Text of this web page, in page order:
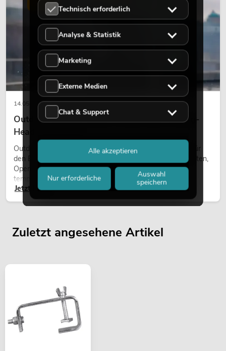
14.05.2026
Outdoor Moving-Heads: Wetterfeste Moving-
Heads bei Events
Outdoor Moving-Heads sind bewegliche Scheinwerfer für
den Einsatz im Freien. Sie werden bei Festivals, Stadtfesten,
Open-Air-Konzerten, Architekturinszenierungen und
temporären Außeninstallationen eingesetzt.
Jetzt lesen
Zuletzt angesehene Artikel
Technisch erforderlich
Analyse & Statistik
Marketing
Externe Medien
Chat & Support
Nur erforderliche
Auswahl
speichern
Alle akzeptieren